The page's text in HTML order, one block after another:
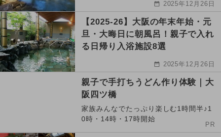
2025年12月26日
【2025-26】大阪の年末年始・元
旦・大晦日に朝風呂！親子で入れ
る日帰り入浴施設8選
2025年12月26日
親子で手打ちうどん作り体験｜大
阪四ツ橋
家族みんなでたっぷり楽しむ1時間半♪1
0時・14時・17時開始
PR